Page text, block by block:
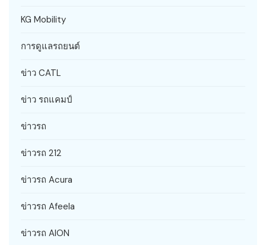
KG Mobility
การดูแลรถยนต์
ข่าว CATL
ข่าว รถแคมป์
ข่าวรถ
ข่าวรถ 212
ข่าวรถ Acura
ข่าวรถ Afeela
ข่าวรถ AION